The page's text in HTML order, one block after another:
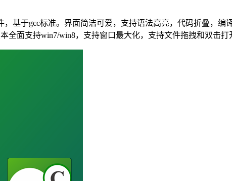
基于gcc标准。界面简洁可爱，支持语法高亮，代码折叠，
全面支持win7/win8，支持窗口最大化，支持文件拖拽和双击打